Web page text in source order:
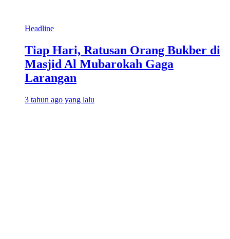
Headline
Tiap Hari, Ratusan Orang Bukber di
Masjid Al Mubarokah Gaga
Larangan
3 tahun ago yang lalu